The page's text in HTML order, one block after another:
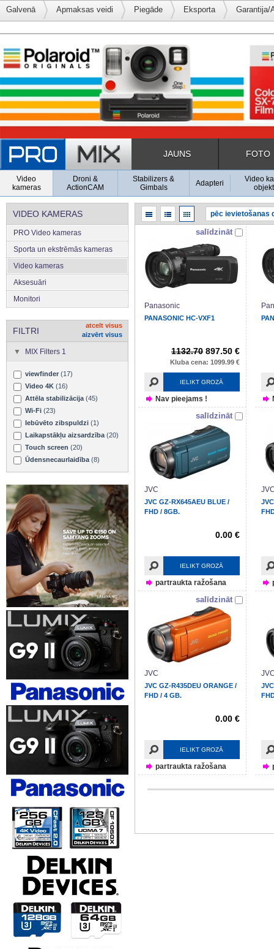
Galvenā Apmaksas veidi Piegāde Eksporta Garantija/
JAUNS FOTO
Video
kameras
Droni &
ActionCAM
Stabilizers &
Gimbals
Adapteri
Video
VIDEO KAMERAS
PRO Video kameras
Sporta un ekstrēmās kameras
Video kameras
Aksesuāri
Monitori
FILTRI
atcelt visus
aizvērt visus
MIX Filters 1
viewfinder (17)
Video 4K (16)
Attēla stabilizācija (45)
Wi-Fi (23)
Iebūvēto zibspuldzi (1)
Laikapstākļu aizsardzība (20)
Touch screen (20)
Ūdensnecaurlaidība (8)
salīdzināt
Panasonic
PANASONIC HC-VXF1
1132.70 897.50 €
Kluba cena: 1099.99 €
IELIKT GROZĀ
Nav pieejams !
salīdzināt
JVC
JVC GZ-RX645AEU BLUE /
FHD / 8GB.
0.00 €
IELIKT GROZĀ
partraukta ražošana
salīdzināt
JVC
JVC GZ-R435DEU ORANGE /
FHD / 4 GB.
0.00 €
IELIKT GROZĀ
partraukta ražošana